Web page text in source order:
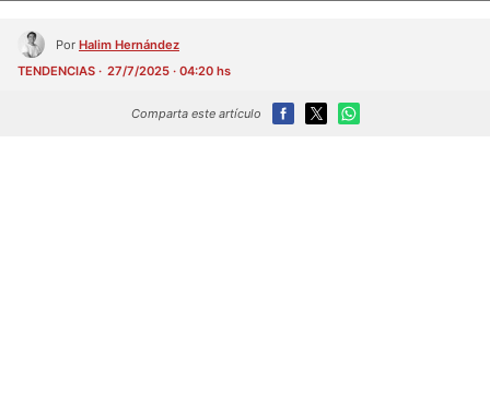
Por Halim Hernández
TENDENCIAS
27/7/2025 · 04:20 hs
Comparta este artículo